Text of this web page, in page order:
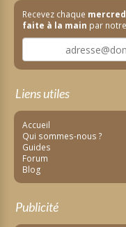
Recevez chaque
faite à la main par
Liens utiles
Accueil
Qui sommes-nous ?
Guides
Forum
Blog
Publicité